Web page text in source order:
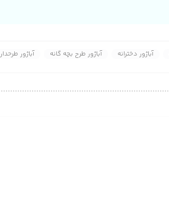
آباژور دخترانه آباژور طرح بچه گانه آباژور طرحدار